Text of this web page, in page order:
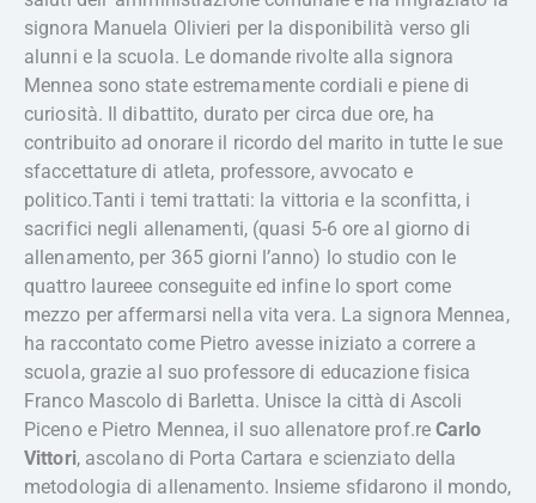
signora Manuela Olivieri per la disponibilità verso gli
alunni e la scuola. Le domande rivolte alla signora
Mennea sono state estremamente cordiali e piene di
curiosità. Il dibattito, durato per circa due ore, ha
contribuito ad onorare il ricordo del marito in tutte le sue
sfaccettature di atleta, professore, avvocato e
politico.Tanti i temi trattati: la vittoria e la sconfitta, i
sacrifici negli allenamenti, (quasi 5-6 ore al giorno di
allenamento, per 365 giorni l’anno) lo studio con le
quattro laureee conseguite ed infine lo sport come
mezzo per affermarsi nella vita vera. La signora Mennea,
ha raccontato come Pietro avesse iniziato a correre a
scuola, grazie al suo professore di educazione fisica
Franco Mascolo di Barletta. Unisce la città di Ascoli
Piceno e Pietro Mennea, il suo allenatore prof.reCarlo
Vittori, ascolano di Porta Cartara e scienziato della
metodologia di allenamento. Insieme sfidarono il mondo,